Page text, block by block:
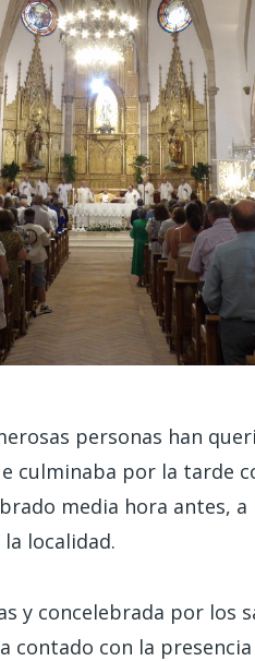
personas han
culminaba por la tarde
media hora antes, a
localidad.
y concelebrada por los
contado con la